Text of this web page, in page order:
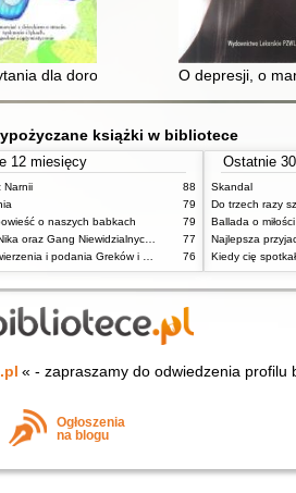
dziećmidla dorosłych : jak rozmawiać z
O depresji, o
książki w bibliotece
12 miesięcy
Narnii
88
79
o naszych babkach
79
77
76
Ostatnie
Skandal
Do trzech razy
Ballada o miłości
Najlepsza
Kiedy cię
.pl « - zapraszamy do odwiedzenia profilu
Ogłoszenia
na blogu